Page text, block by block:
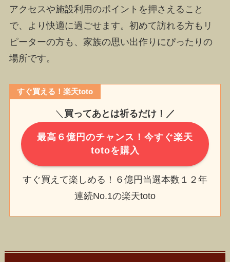
アクセスや施設利用のポイントを押さえること
で、より快適に過ごせます。初めて訪れる方もリ
ピーターの方も、家族の思い出作りにぴったりの
場所です。
すぐ買える！楽天toto
＼ 買ってあとは祈るだけ！／
最高６億円のチャンス！今すぐ楽天
totoを購入
すぐ買えて楽しめる！６億円当選本数１２年
連続No.1の楽天toto